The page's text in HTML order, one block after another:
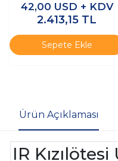
Anahtar Silicon Switch
42,00 USD + KDV
2.413,15 TL
Sepete Ekle
Ürün Açıklaması
IR